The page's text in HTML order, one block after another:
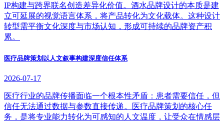
IP构建与跨界联名创造差异化价值。酒水品牌设计的本质是建
立可延展的视觉语言体系，将产品转化为文化载体。这种设计
转型需平衡文化深度与市场认知，形成可持续的品牌资产积
累。
医疗品牌策划以人文叙事构建深度信任体系
2026-07-17
医疗行业的品牌传播面临一个根本性矛盾：患者需要信任，但
信任无法通过数据与参数直接传递。医疗品牌策划的核心任
务，是将专业能力转化为可感知的人文温度，让受众在情感层